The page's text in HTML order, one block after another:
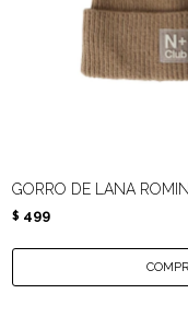
GORRO DE LANA
$ 499